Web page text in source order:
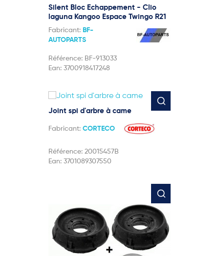
Silent Bloc Echappement - Clio
laguna Kangoo Espace Twingo R21
Fabricant: BF-
AUTOPARTS
Référence: BF-913033
Ean: 3700918417248
Joint spi d'arbre à came
Fabricant: CORTECO
Référence: 20015457B
Ean: 3701089307550